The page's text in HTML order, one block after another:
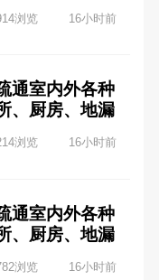
专业急捞手
联系手机：
城乡常年
遇事不用愁）
浏览 16小时前
通室内外各种
、厨房、地漏
专业急捞手
联系手机：
城乡常年
浏览 16小时前
通室内外各种
、厨房、地漏
专业急捞手
浏览 16小时前